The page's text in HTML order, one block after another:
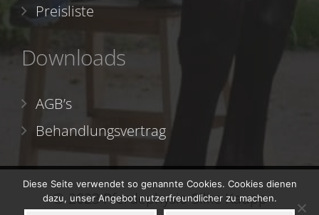
Preisliste
Downloads
AGB’s
Behandlungsvertrag
© 2023 Pferdephysio Silke Kaupp
Diese Seite verwendet so genannte Cookies. Cookies dienen
dazu, unser Angebot nutzerfreundlicher zu machen.